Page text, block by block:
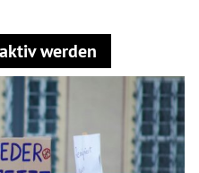
werden